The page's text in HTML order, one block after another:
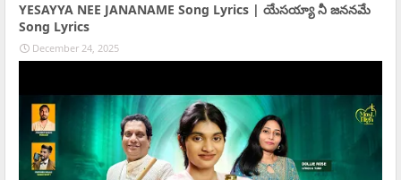
YESAYYA NEE JANANAME Song Lyrics | యేసయ్యా నీ జననమే
Song Lyrics
December 24, 2025